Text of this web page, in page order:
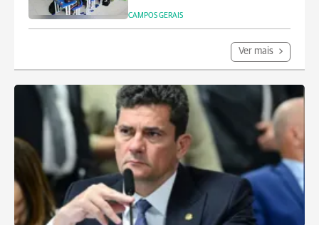
CAMPOS GERAIS
Ver mais